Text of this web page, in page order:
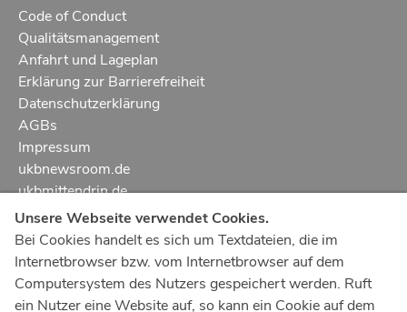
Code of Conduct
Qualitätsmanagement
Anfahrt und Lageplan
Erklärung zur Barrierefreiheit
Datenschutzerklärung
AGBs
Impressum
ukbnewsroom.de
ukbmittendrin.de
Notruf112
Ärztlicher Notdienst116 117
Giftnotrufzentrale
Unsere Webseite verwendet Cookies.
Bei Cookies handelt es sich um Textdateien, die im
Internetbrowser bzw. vom Internetbrowser auf dem
Computersystem des Nutzers gespeichert werden. Ruft
ein Nutzer eine Website auf, so kann ein Cookie auf dem